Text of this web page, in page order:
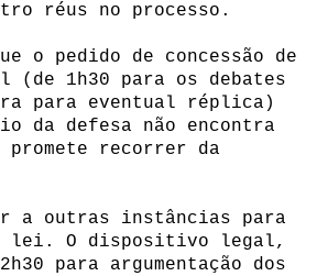
réus no processo.
o pedido de concessão de
(de 1h30 para os debates
para eventual réplica)
da defesa não encontra
recorrer da
a outras instâncias para
lei. O dispositivo legal,
para argumentação dos